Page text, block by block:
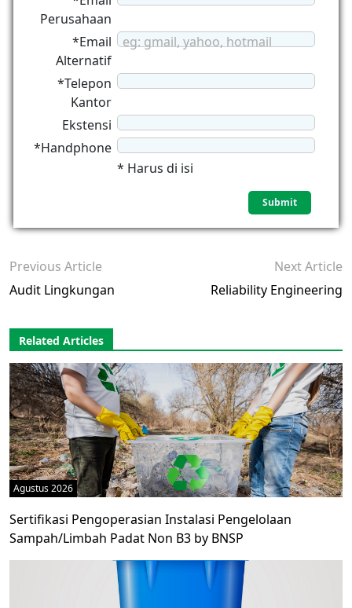
Perusahaan
*Email
Alternatif
eg: gmail, yahoo, hotmail
*Telepon
Kantor
Ekstensi
*Handphone
* Harus di isi
Previous Article
Audit Lingkungan
Next Article
Reliability Engineering
Related Articles
Agustus 2026
Sertifikasi Pengoperasian Instalasi Pengelolaan
Sampah/Limbah Padat Non B3 by BNSP